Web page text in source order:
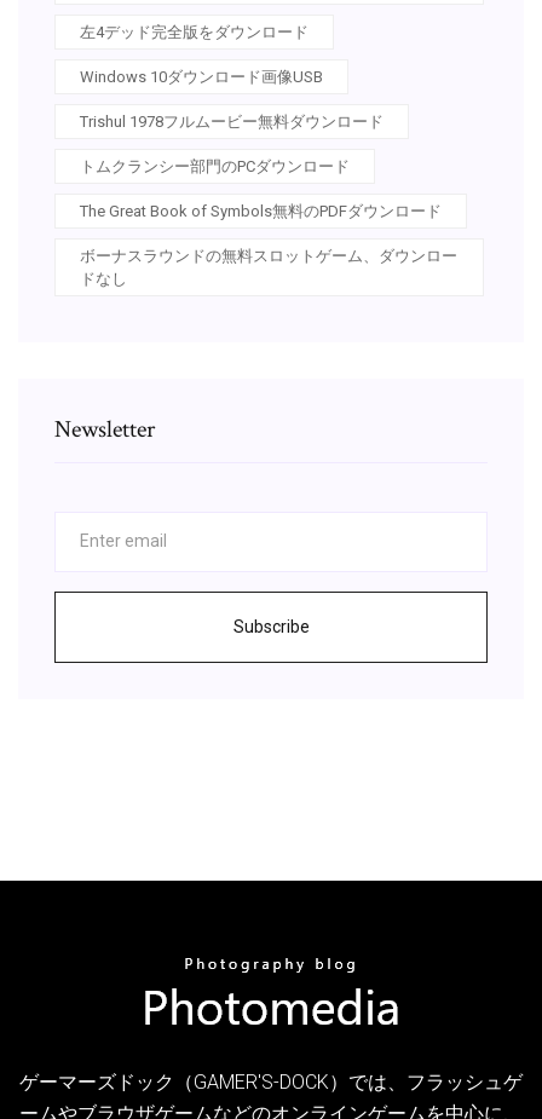
左4デッド完全版をダウンロード
Windows 10ダウンロード画像USB
Trishul 1978フルムービー無料ダウンロード
トムクランシー部門のPCダウンロード
The Great Book of Symbols無料のPDFダウンロード
ボーナスラウンドの無料スロットゲーム、ダウンロー
ドなし
Newsletter
Subscribe
ゲーマーズドック（GAMER'S-DOCK）では、フラッシュゲ
ームやブラウザゲームなどのオンラインゲームを中心に、